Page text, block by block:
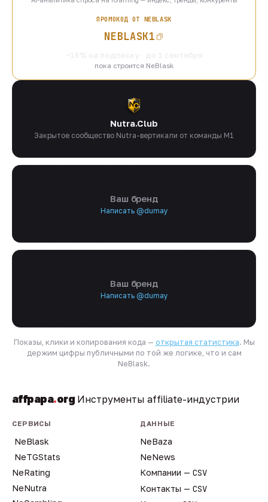
ПРОМОКОД ОТ NEBLASK
NEBLASK1
пока строится NeBlask
Nutra.Club
Закрытое сообщество Nutra-вертикали от команды M1
Ваш бренд
Написать @dumay
Ваш бренд
Написать @dumay
Показы, клики и копирования кода — открытая статистика. Мы
держим цифры публичными по той же логике, что и сам
NeBlask.
affpapa.org Инструменты affiliate-индустрии
СЕРВИСЫ
NeBlask
NeTGStats
NeRating
NeNutra
ДАННЫЕ
NeBaza
NeNews
Компании — CSV
Контакты — CSV